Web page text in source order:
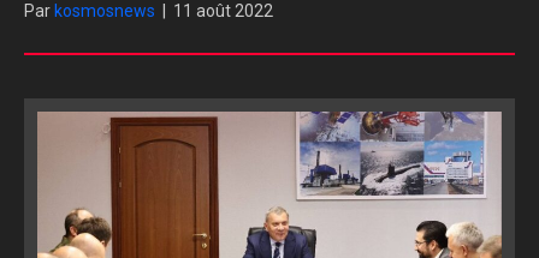
Par kosmosnews 11 août 2022